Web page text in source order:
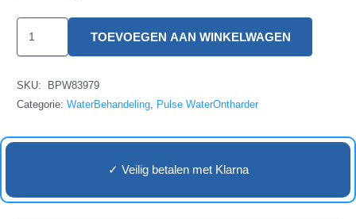
DS
TOEVOEGEN AAN WINKELWAGEN
SKU:
BPW83979
Categorie: WaterBehandeling, Pulse WaterOntharder
✓ Veilig betalen met Klarna